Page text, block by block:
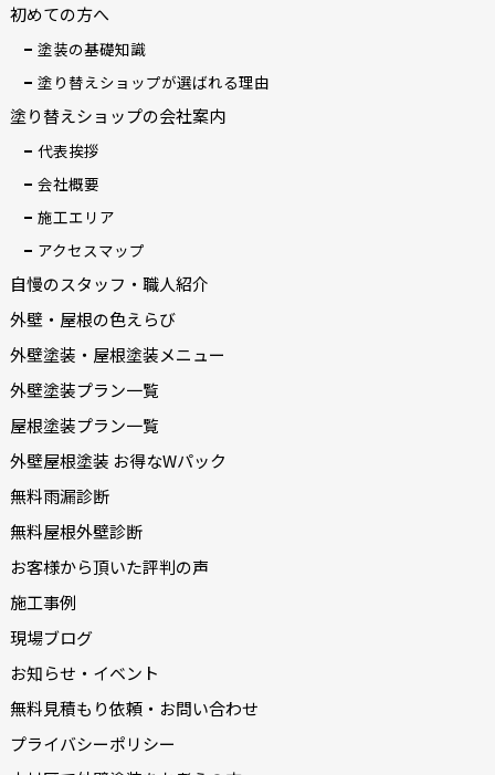
初めての方へ
塗装の基礎知識
塗り替えショップが選ばれる理由
塗り替えショップの会社案内
代表挨拶
会社概要
施工エリア
アクセスマップ
自慢のスタッフ・職人紹介
外壁・屋根の色えらび
外壁塗装・屋根塗装メニュー
外壁塗装プラン一覧
屋根塗装プラン一覧
外壁屋根塗装 お得なWパック
無料雨漏診断
無料屋根外壁診断
お客様から頂いた評判の声
施工事例
現場ブログ
お知らせ・イベント
無料見積もり依頼・お問い合わせ
プライバシーポリシー